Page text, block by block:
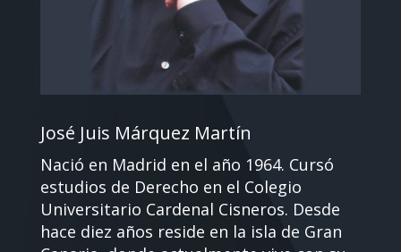
José Juis Márquez Martín
Nació en Madrid en el año 1964. Cursó
estudios de Derecho en el Colegio
Universitario Cardenal Cisneros. Desde
hace diez años reside en la isla de Gran